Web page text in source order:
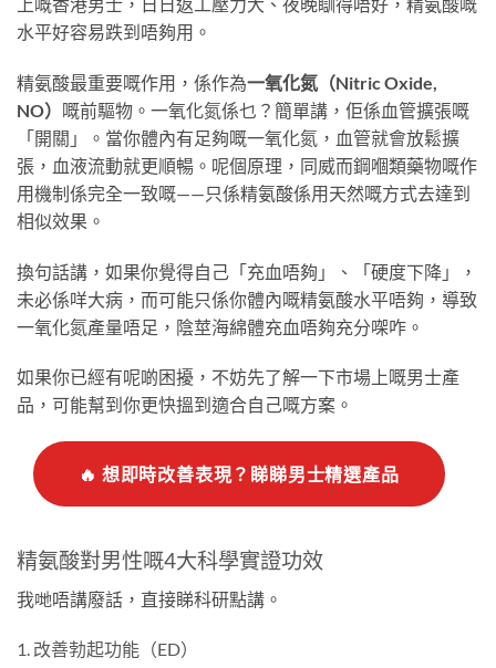
水平好容易跌到唔夠用。
精氨酸最重要嘅作用，係作為一氧化氮（Nitric Oxide,
NO） 嘅前驅物。一氧化氮係乜？簡單講，佢係血管擴張嘅
「開關」。當你體內有足夠嘅一氧化氮，血管就會放鬆擴
張，血液流動就更順暢。呢個原理，同威而鋼嗰類藥物嘅作
用機制係完全一致嘅——只係精氨酸係用天然嘅方式去達到
相似效果。
換句話講，如果你覺得自己「充血唔夠」、「硬度下降」，
未必係咩大病，而可能只係你體內嘅精氨酸水平唔夠，導致
一氧化氮產量唔足，陰莖海綿體充血唔夠充分㗎咋。
如果你已經有呢啲困擾，不妨先了解一下市場上嘅男士產
品，可能幫到你更快搵到適合自己嘅方案。
🔥 想即時改善表現？睇睇男士精選產品
精氨酸對男性嘅4大科學實證功效
我哋唔講廢話，直接睇科研點講。
1. 改善勃起功能（ED）